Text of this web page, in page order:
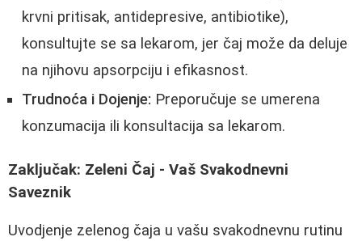
krvni pritisak, antidepresive, antibiotike),
konsultujte se sa lekarom, jer čaj može da deluje
na njihovu apsorpciju i efikasnost.
Trudnoća i Dojenje: Preporučuje se umerena
konzumacija ili konsultacija sa lekarom.
Zaključak: Zeleni Čaj - Vaš Svakodnevni
Saveznik
Uvodjenje zelenog čaja u vašu svakodnevnu rutinu